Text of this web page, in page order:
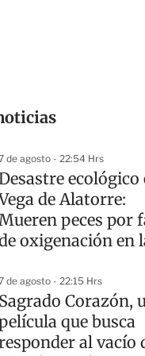
de agosto - 22:54 Hrs
ecológico
de Alatorre:
peces por
oxigenación en
de agosto - 22:15 Hrs
Sagrado Corazón,
que busca
al vacío